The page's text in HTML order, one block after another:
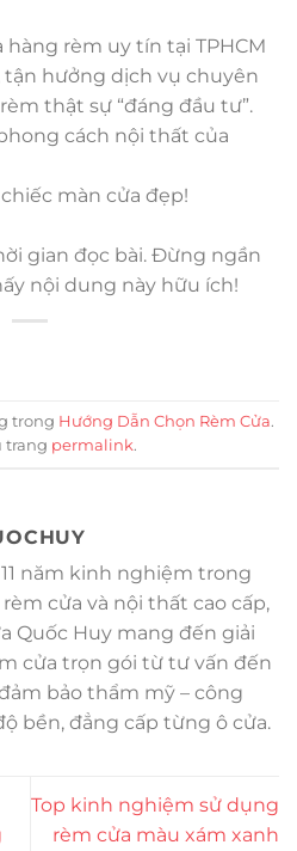
rèm uy tín tại TPHCM
hưởng dịch vụ chuyên
thật sự “đáng đầu tư”.
cách nội thất của
màn cửa đẹp!
gian đọc bài. Đừng ngần
nội dung này hữu ích!
trong Hướng Dẫn Chọn Rèm Cửa.
trang permalink.
năm kinh nghiệm trong
cửa và nội thất cao cấp,
Quốc Huy mang đến giải
cửa trọn gói từ tư vấn đến
bảo thẩm mỹ – công
bền, đẳng cấp từng ô cửa.
Top kinh nghiệm sử dụng
rèm cửa màu xám xanh